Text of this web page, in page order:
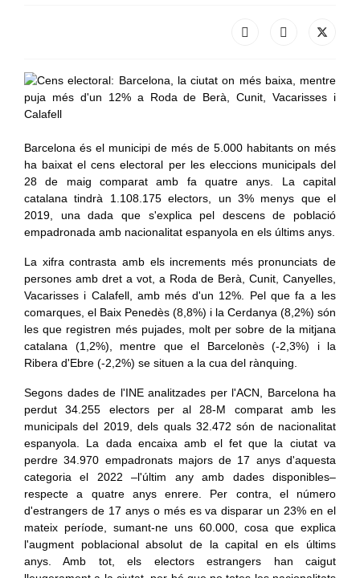
Barcelona és el municipi de més de 5.000 habitants on més
ha baixat el cens electoral per les eleccions municipals del
28 de maig comparat amb fa quatre anys. La capital
catalana tindrà 1.108.175 electors, un 3% menys que el
2019, una dada que s'explica pel descens de població
empadronada amb nacionalitat espanyola en els últims anys.
La xifra contrasta amb els increments més pronunciats de
persones amb dret a vot, a Roda de Berà, Cunit, Canyelles,
Vacarisses i Calafell, amb més d'un 12%. Pel que fa a les
comarques, el Baix Penedès (8,8%) i la Cerdanya (8,2%) són
les que registren més pujades, molt per sobre de la mitjana
catalana (1,2%), mentre que el Barcelonès (-2,3%) i la
Ribera d'Ebre (-2,2%) se situen a la cua del rànquing.
Segons dades de l'INE analitzades per l'ACN, Barcelona ha
perdut 34.255 electors per al 28-M comparat amb les
municipals del 2019, dels quals 32.472 són de nacionalitat
espanyola. La dada encaixa amb el fet que la ciutat va
perdre 34.970 empadronats majors de 17 anys d'aquesta
categoria el 2022 –l'últim any amb dades disponibles–
respecte a quatre anys enrere. Per contra, el número
d'estrangers de 17 anys o més es va disparar un 23% en el
mateix període, sumant-ne uns 60.000, cosa que explica
l'augment poblacional absolut de la capital en els últims
anys. Amb tot, els electors estrangers han caigut